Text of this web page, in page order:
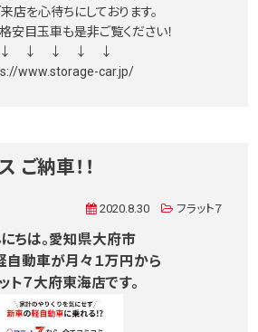
店を心待ちにしております。
安目玉車も是非ご覧ください！
↓ ↓ ↓ ↓ ↓
www.storage-car.jp/
ご納車！！
2020.8.30 フラット７
ちは。愛知県大府市
自動車が月々１万円から
ト７大府東海店です。